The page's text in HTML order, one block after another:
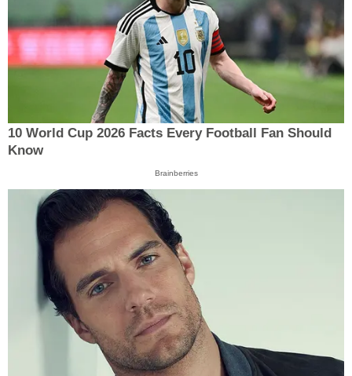
10 World Cup 2026 Facts Every Football Fan Should
Know
Brainberries